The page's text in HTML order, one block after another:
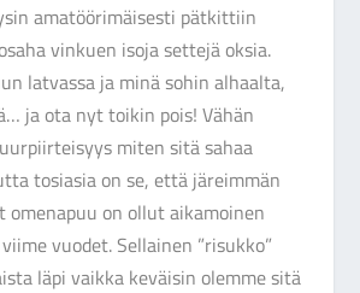
amatöörimäisesti pätkittiin
vinkuen isoja settejä oksia.
latvassa ja minä sohin alhaalta,
ja ota nyt toikin pois! Vähän
miten sitä sahaa
tosiasia on se, että järeimmän
omenapuu on ollut aikamoinen
vuodet. Sellainen ”risukko”
läpi vaikka keväisin olemme sitä